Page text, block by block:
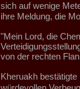
sich auf wenige
ihre Meldung, die
"Mein Lord, die
von der rechten
Kheruakh